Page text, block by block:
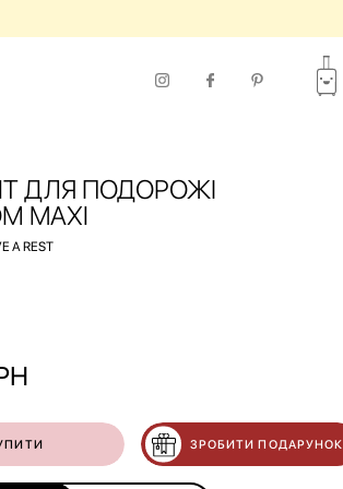
ДЛЯ ПОДОРОЖІ
MAXI
A REST
ЗРОБИТИ ПОДАРУНОК